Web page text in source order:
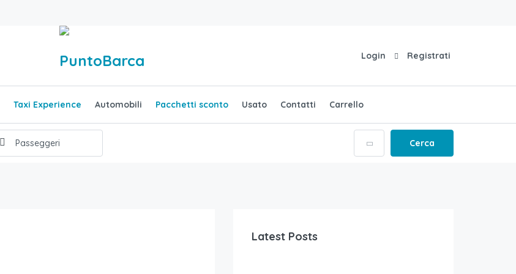
Login Registrati
Taxi Experience Automobili Pacchetti sconto Usato Contatti Carrello
Cerca
Latest Posts